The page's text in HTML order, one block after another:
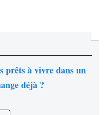
prêts à vivre dans un
déjà ?